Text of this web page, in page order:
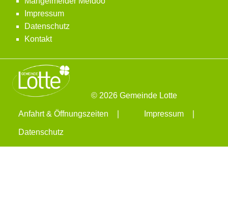
Impressum
Datenschutz
Kontakt
© 2026 Gemeinde Lotte
Anfahrt & Öffnungszeiten Impressum
Datenschutz